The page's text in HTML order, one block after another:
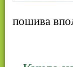
пошива